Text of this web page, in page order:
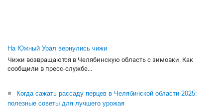
На Южный Урал вернулись чижи
Чижи возвращаются в Челябинскую область с зимовки. Как
сообщили в пресс-службе...
Когда сажать рассаду перцев в Челябинской области-2025:
полезные советы для лучшего урожая